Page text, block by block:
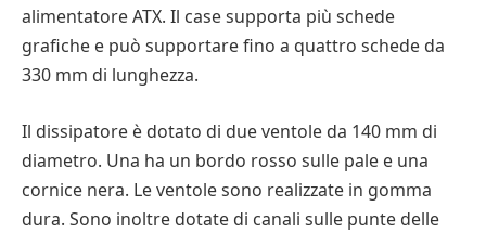
alimentatore ATX. Il case supporta più schede
grafiche e può supportare fino a quattro schede da
330 mm di lunghezza.
Il dissipatore è dotato di due ventole da 140 mm di
diametro. Una ha un bordo rosso sulle pale e una
cornice nera. Le ventole sono realizzate in gomma
dura. Sono inoltre dotate di canali sulle punte delle